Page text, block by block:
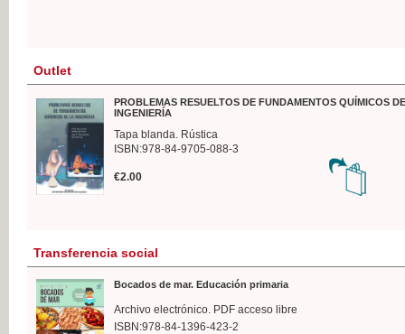
Outlet
PROBLEMAS RESUELTOS DE FUNDAMENTOS QUÍMICOS
INGENIERÍA
Tapa blanda. Rústica
ISBN:978-84-9705-088-3
€2.00
Transferencia social
Bocados de mar. Educación primaria
Archivo electrónico. PDF acceso libre
ISBN:978-84-1396-423-2